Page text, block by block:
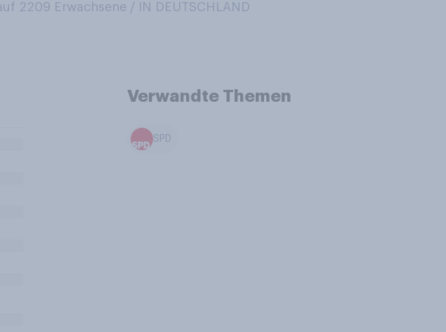
2209 Erwachsene / IN DEUTSCHLAND
Verwandte Themen
SPD